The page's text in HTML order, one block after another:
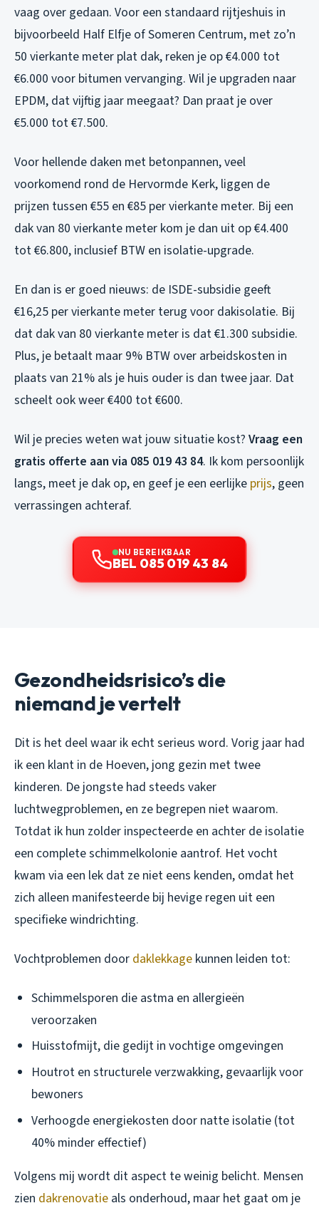
vaag over gedaan. Voor een standaard rijtjeshuis in
bijvoorbeeld Half Elfje of Someren Centrum, met zo’n
50 vierkante meter plat dak, reken je op €4.000 tot
€6.000 voor bitumen vervanging. Wil je upgraden naar
EPDM, dat vijftig jaar meegaat? Dan praat je over
€5.000 tot €7.500.
Voor hellende daken met betonpannen, veel
voorkomend rond de Hervormde Kerk, liggen de
prijzen tussen €55 en €85 per vierkante meter. Bij een
dak van 80 vierkante meter kom je dan uit op €4.400
tot €6.800, inclusief BTW en isolatie-upgrade.
En dan is er goed nieuws: de ISDE-subsidie geeft
€16,25 per vierkante meter terug voor dakisolatie. Bij
dat dak van 80 vierkante meter is dat €1.300 subsidie.
Plus, je betaalt maar 9% BTW over arbeidskosten in
plaats van 21% als je huis ouder is dan twee jaar. Dat
scheelt ook weer €400 tot €600.
Wil je precies weten wat jouw situatie kost? Vraag een
gratis offerte aan via 085 019 43 84. Ik kom persoonlijk
langs, meet je dak op, en geef je een eerlijke prijs, geen
verrassingen achteraf.
NU BEREIKBAAR
BEL 085 019 43 84
Gezondheidsrisico’s die
niemand je vertelt
Dit is het deel waar ik echt serieus word. Vorig jaar had
ik een klant in de Hoeven, jong gezin met twee
kinderen. De jongste had steeds vaker
luchtwegproblemen, en ze begrepen niet waarom.
Totdat ik hun zolder inspecteerde en achter de isolatie
een complete schimmelkolonie aantrof. Het vocht
kwam via een lek dat ze niet eens kenden, omdat het
zich alleen manifesteerde bij hevige regen uit een
specifieke windrichting.
Vochtproblemen door daklekkage kunnen leiden tot:
Schimmelsporen die astma en allergieën
veroorzaken
Huisstofmijt, die gedijt in vochtige omgevingen
Houtrot en structurele verzwakking, gevaarlijk voor
bewoners
Verhoogde energiekosten door natte isolatie (tot
40% minder effectief)
Volgens mij wordt dit aspect te weinig belicht. Mensen
zien dakrenovatie als onderhoud, maar het gaat om je